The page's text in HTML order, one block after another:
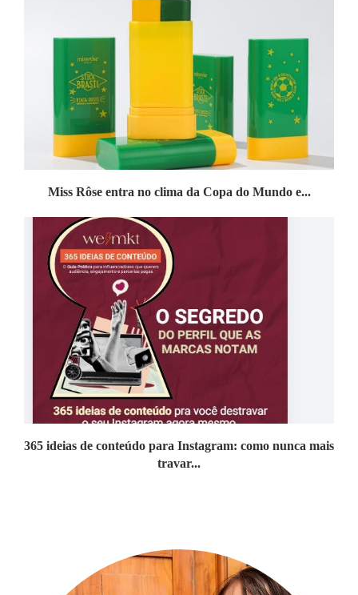
Miss Rôse entra no clima da Copa do Mundo e...
365 ideias de conteúdo para Instagram: como nunca mais
travar...